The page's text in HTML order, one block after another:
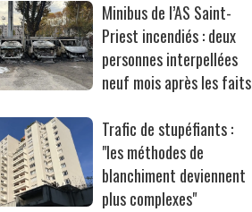
Minibus de l’AS Saint-
Priest incendiés : deux
personnes interpellées
neuf mois après les faits
Trafic de stupéfiants :
"les méthodes de
blanchiment deviennent
plus complexes"